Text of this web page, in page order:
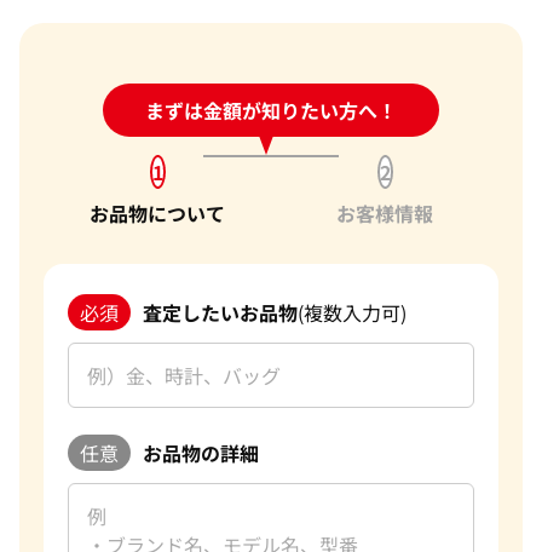
まずは金額が知りたい方へ！
24時間受付中!問い合わせフォーム
1
お品物について
2
お客様情報
必須 査定したいお品物(複数入力可)
任意 お品物の詳細